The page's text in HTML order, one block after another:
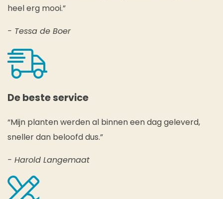
heel erg mooi.”
- Tessa de Boer
De beste service
“Mijn planten werden al binnen een dag geleverd,
sneller dan beloofd dus.”
- Harold Langemaat